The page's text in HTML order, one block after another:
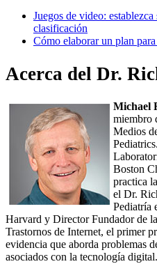
Juegos de video:
clasificación
Cómo elaborar un plan
Acerca del Dr.
Michael
miembro
Medios
Boston
practica
el Dr.
Pediatría
Harvard y Director Fundador de
Trastornos de Internet, el primer
evidencia que aborda problemas
asociados con la tecnología digital.